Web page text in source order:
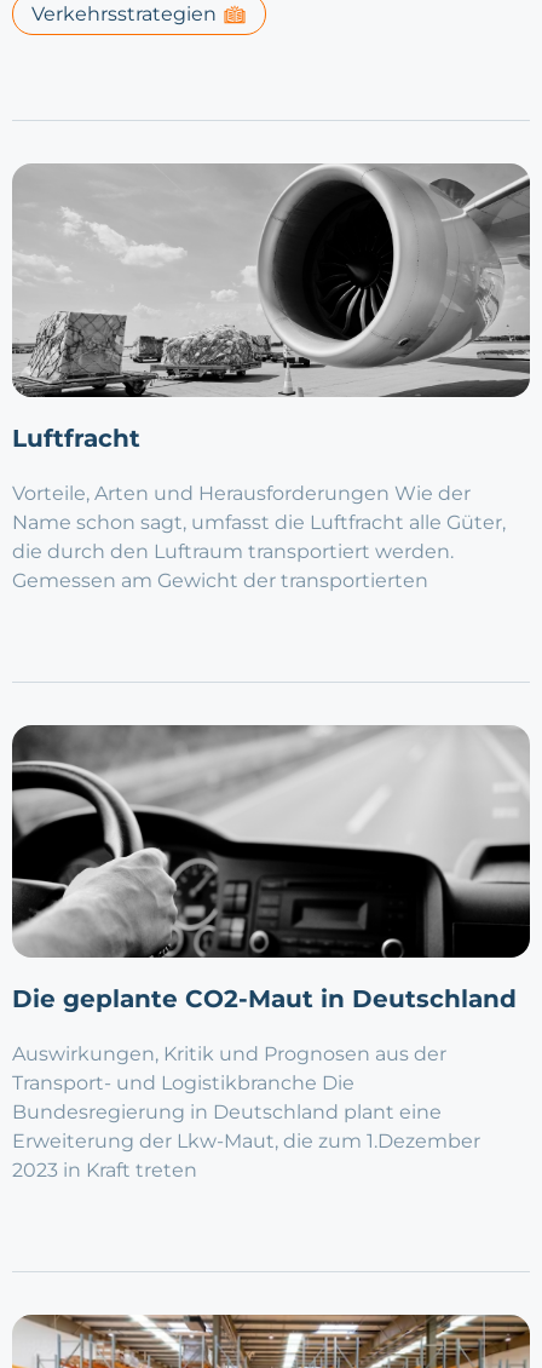
Verkehrsstrategien
Luftfracht
Vorteile, Arten und Herausforderungen Wie der
Name schon sagt, umfasst die Luftfracht alle Güter,
die durch den Luftraum transportiert werden.
Gemessen am Gewicht der transportierten
Die geplante CO2-Maut in Deutschland
Auswirkungen, Kritik und Prognosen aus der
Transport- und Logistikbranche Die
Bundesregierung in Deutschland plant eine
Erweiterung der Lkw-Maut, die zum 1.Dezember
2023 in Kraft treten